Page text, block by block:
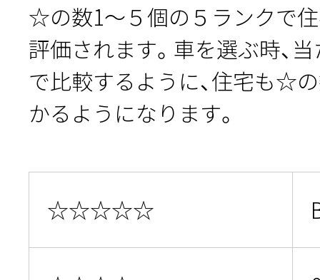
☆の数1～５個の５ランクで
評価されます。車を選ぶ時、
で比較するように、住宅も☆
かるようになります。
☆☆☆☆☆